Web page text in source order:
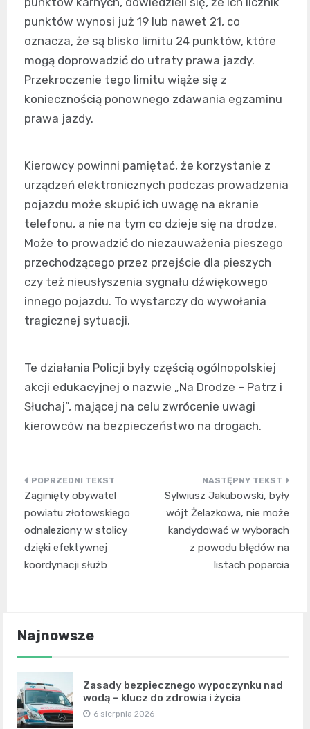
punktów wynosi już 19 lub nawet 21, co
oznacza, że są blisko limitu 24 punktów, które
mogą doprowadzić do utraty prawa jazdy.
Przekroczenie tego limitu wiąże się z
koniecznością ponownego zdawania egzaminu
prawa jazdy.
Kierowcy powinni pamiętać, że korzystanie z
urządzeń elektronicznych podczas prowadzenia
pojazdu może skupić ich uwagę na ekranie
telefonu, a nie na tym co dzieje się na drodze.
Może to prowadzić do niezauważenia pieszego
przechodzącego przez przejście dla pieszych
czy też nieusłyszenia sygnału dźwiękowego
innego pojazdu. To wystarczy do wywołania
tragicznej sytuacji.
Te działania Policji były częścią ogólnopolskiej
akcji edukacyjnej o nazwie „Na Drodze – Patrz i
Słuchaj”, mającej na celu zwrócenie uwagi
kierowców na bezpieczeństwo na drogach.
Nawigacja
wpisu
Zaginięty obywatel
powiatu złotowskiego
odnaleziony w stolicy
dzięki efektywnej
koordynacji służb
Sylwiusz Jakubowski, były
wójt Żelazkowa, nie może
kandydować w wyborach
z powodu błędów na
listach poparcia
Najnowsze
Zasady bezpiecznego wypoczynku nad
wodą – klucz do zdrowia i życia
6 sierpnia 2026